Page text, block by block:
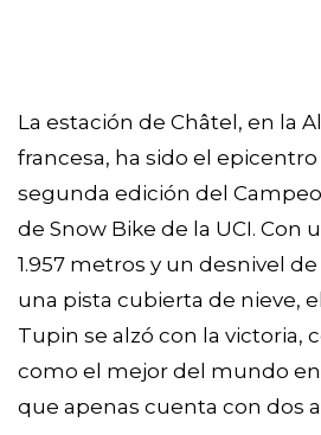
La estación de Châtel, en la
francesa, ha sido el
segunda edición del
de Snow Bike de la UCI. Con
1.957 metros y un desnivel
una pista cubierta de nieve,
Tupin se alzó con la victoria,
como el mejor del mundo
que apenas cuenta con dos